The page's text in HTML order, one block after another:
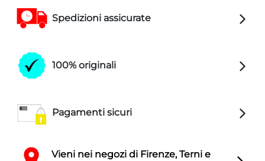
Spedizioni assicurate
100% originali
Pagamenti sicuri
Vieni nei negozi di Firenze, Terni e